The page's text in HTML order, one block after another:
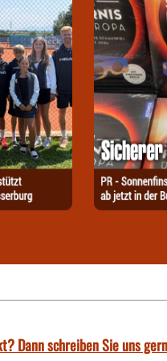
Dann schreiben Sie uns